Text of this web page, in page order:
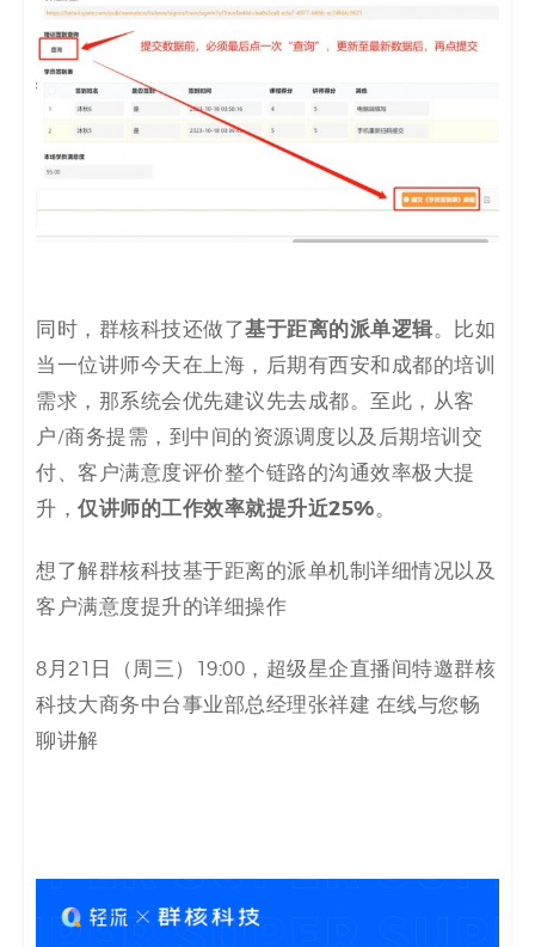
同时，群核科技还做了基于距离的派单逻辑。比如
当一位讲师今天在上海，后期有西安和成都的培训
需求，那系统会优先建议先去成都。至此，从客
户/商务提需，到中间的资源调度以及后期培训交
付、客户满意度评价整个链路的沟通效率极大提
升， 仅讲师的工作效率就提升近25%。
想了解群核科技基于距离的派单机制详细情况以及
客户满意度提升的详细操作
8月21日（周三）19:00，超级星企直播间特邀群核
科技大商务中台事业部总经理张祥建 在线与您畅
聊讲解